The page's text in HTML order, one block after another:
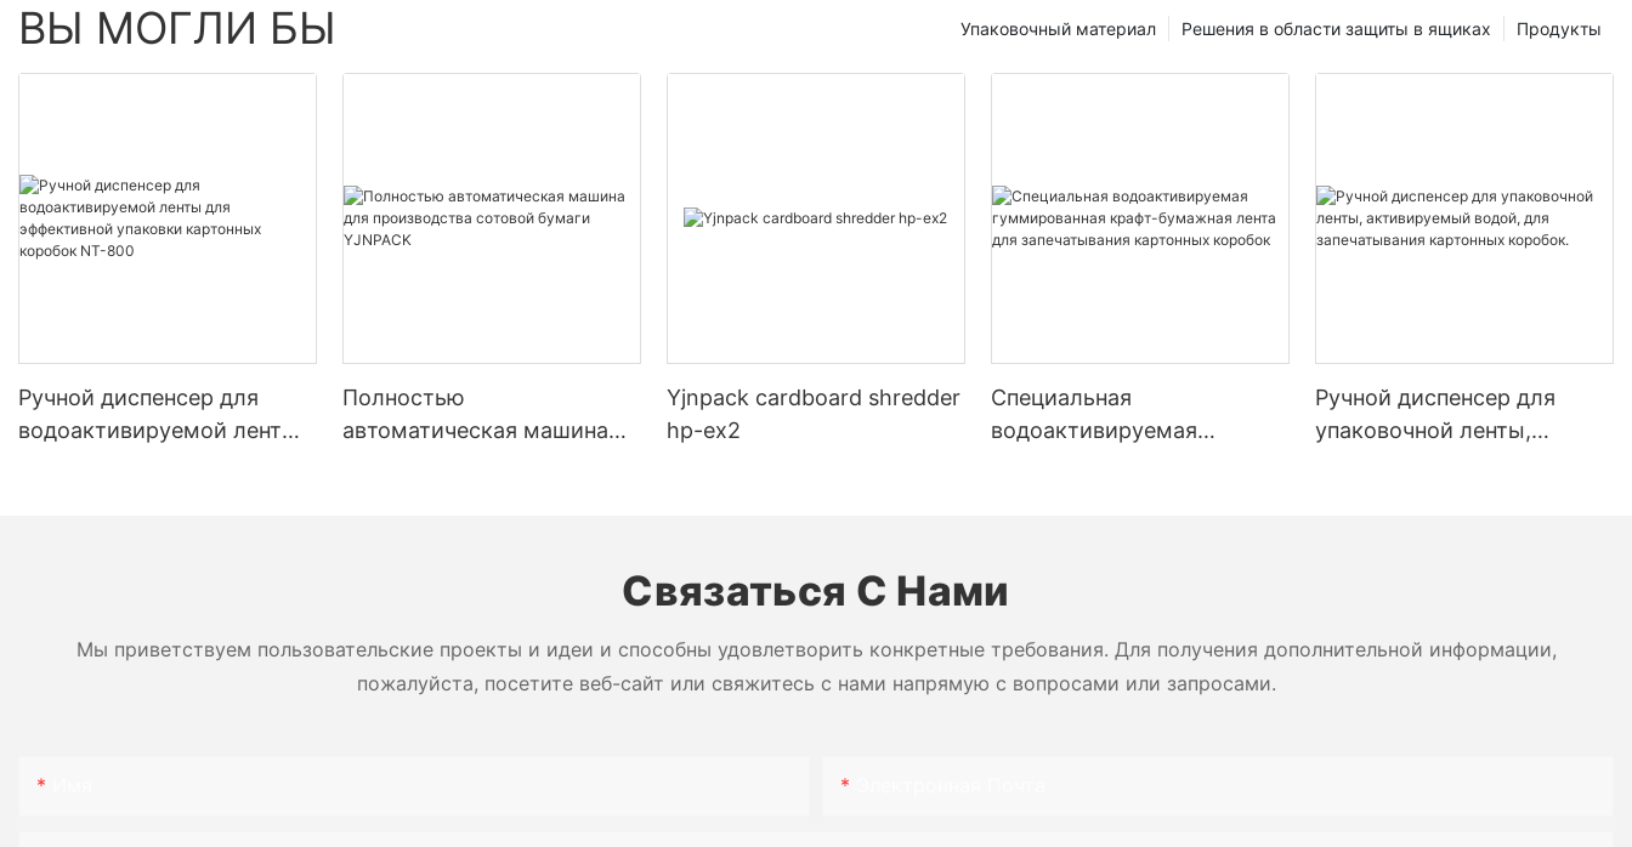
ВЫ МОГЛИ БЫ Продукты
Решения в области защиты в ящиках
Упаковочный материал
Ручной диспенсер для
водоактивируемой ленты
Полностью
автоматическая машина
Yjnpack cardboard shredder
hp-ex2
Специальная
водоактивируемая
Ручной диспенсер для
упаковочной ленты,
Связаться С Нами
Мы приветствуем пользовательские проекты и идеи и способны удовлетворить конкретные требования. Для получения дополнительной информации,
пожалуйста, посетите веб-сайт или свяжитесь с нами напрямую с вопросами или запросами.